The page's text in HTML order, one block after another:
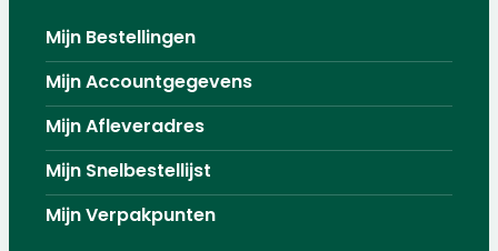
Mijn Bestellingen
Mijn Accountgegevens
Mijn Afleveradres
Mijn Snelbestellijst
Mijn Verpakpunten